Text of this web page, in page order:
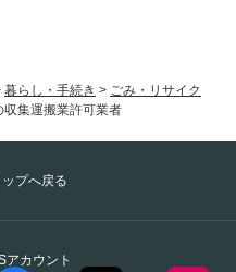
暮らし・手続き > ごみ・リサイク
収集運搬業許可業者
アカウント
プへ戻る